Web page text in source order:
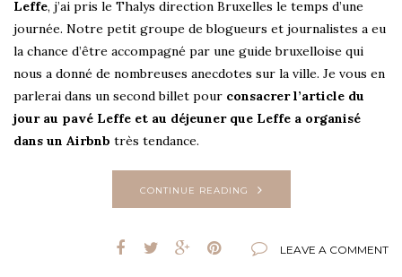
Leffe, j’ai pris le Thalys direction Bruxelles le temps d’une
journée. Notre petit groupe de blogueurs et journalistes a eu
la chance d’être accompagné par une guide bruxelloise qui
nous a donné de nombreuses anecdotes sur la ville. Je vous en
parlerai dans un second billet pour consacrer l’article du
jour au pavé Leffe et au déjeuner que Leffe a organisé
dans un Airbnb très tendance.
CONTINUE READING
LEAVE A COMMENT